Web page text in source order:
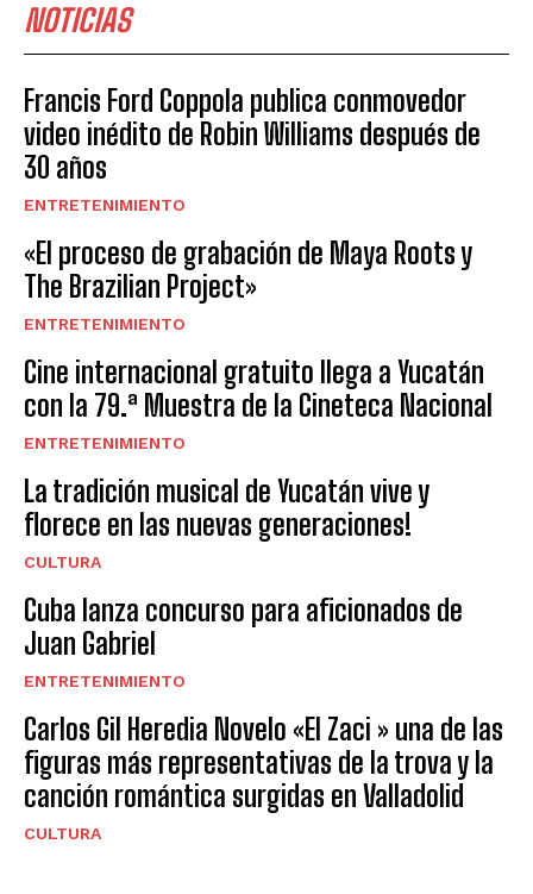
NOTICIAS
Francis Ford Coppola publica conmovedor
video inédito de Robin Williams después de
30 años
ENTRETENIMIENTO
«El proceso de grabación de Maya Roots y
The Brazilian Project»
ENTRETENIMIENTO
Cine internacional gratuito llega a Yucatán
con la 79.ª Muestra de la Cineteca Nacional
ENTRETENIMIENTO
La tradición musical de Yucatán vive y
florece en las nuevas generaciones!
CULTURA
Cuba lanza concurso para aficionados de
Juan Gabriel
ENTRETENIMIENTO
Carlos Gil Heredia Novelo «El Zaci » una de las
figuras más representativas de la trova y la
canción romántica surgidas en Valladolid
CULTURA